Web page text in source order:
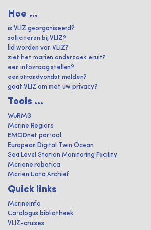
Hoe ...
is VLIZ georganiseerd?
solliciteren bij VLIZ?
lid worden van VLIZ?
ziet het marien onderzoek eruit?
een infovraag stellen?
een strandvondst melden?
gaat VLIZ om met uw privacy?
Tools ...
WoRMS
Marine Regions
EMODnet portaal
European Digital Twin Ocean
Sea Level Station Monitoring Facility
Mariene robotica
Marien Data Archief
Quick links
MarineInfo
Catalogus bibliotheek
VLIZ-cruises